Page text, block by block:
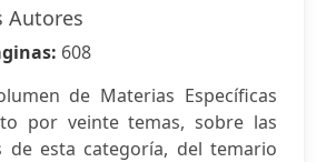
Autores
608
de Materias Específicas
por veinte temas, sobre las
de esta categoría, del temario